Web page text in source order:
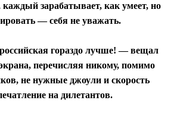
каждый зарабатывает, как умеет, но
— себя не уважать.
гораздо лучше! — вещал
перечисляя никому, помимо
не нужные джоули и скорость
на дилетантов.